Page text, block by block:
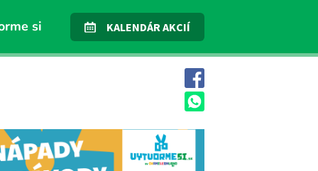
si KALENDÁR AKCIÍ